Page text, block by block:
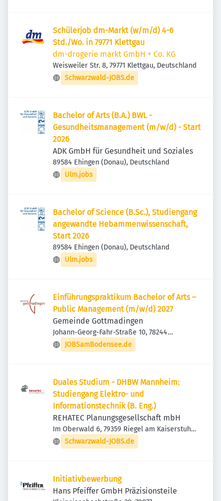
Schülerjob dm-Markt (w/m/d) 4-6
Std./Wo. in 79771 Klettgau
dm-drogerie markt GmbH + Co. KG
Weisweiler Str. 8, 79771 Klettgau, Deutschland
Schwarzwald-JOBS.de
Bachelor of Arts (B.A.) BWL -
Gesundheitsmanagement (m/w/d) - Start
2026
ADK GmbH für Gesundheit und Soziales
89584 Ehingen (Donau), Deutschland
Ulm.jobs
Bachelor of Science (B.Sc.), Studiengang
angewandte Hebammenwissenschaft,
Start 2026
89584 Ehingen (Donau), Deutschland
Ulm.jobs
Einführungspraktikum Bachelor of Arts –
Public Management (m/w/d) 2027
Gemeinde Gottmadingen
Johann-Georg-Fahr-Straße 10, 78244
Gottmadingen, Deutschland
JOBSamBodensee.de
Duales Studium - DHBW Mannheim:
Studiengang Elektro- und
Informationstechnik (B. Eng.)
REHATEC Planungsgesellschaft mbH
Im Oberwald 6, 79359 Riegel am Kaiserstuhl,
Deutschland
Schwarzwald-JOBS.de
Initiativbewerbung
Hans Pfeiffer GmbH Präzisionsteile